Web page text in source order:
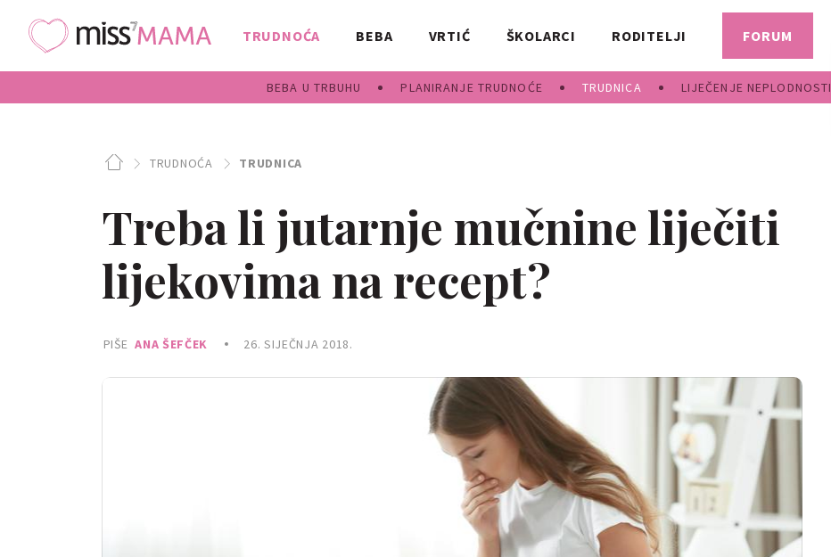
TRUDNOĆA
BEBA U TRBUHU PLANIRANJE TRUDNOĆE TRUDNICA LIJEČENJE NEPLODNOSTI
BEBA VRTIĆ ŠKOLARCI RODITELJI FORUM
TRUDNOĆA TRUDNICA
Treba li jutarnje mučnine liječiti
lijekovima na recept?
PIŠE ANA ŠEFČEK 26. SIJEČNJA 2018.